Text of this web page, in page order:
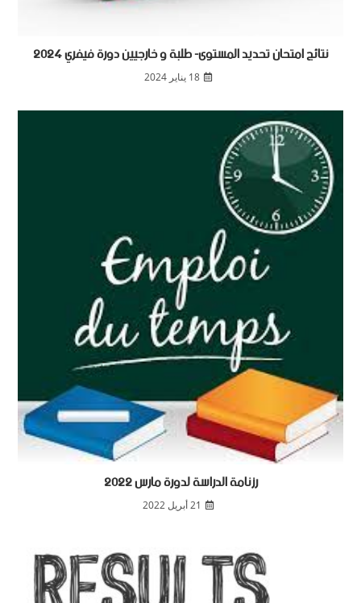
نتائج امتحان تحديد المستوى- طلبة و خارجيين دورة فيفري 2024
18 يناير 2024
رزنامة الدراسة لدورة مارس 2022
21 أبريل 2022